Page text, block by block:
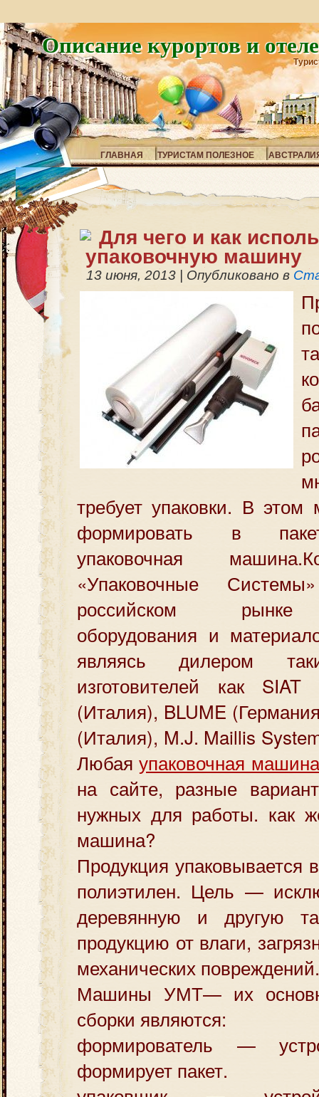
Описание курортов и
ГЛАВНАЯ ТУРИСТАМ ПОЛЕЗНОЕ
Для чего и как
упаковочную машину
13 июня, 2013 Опубликовано в
требует упаковки. В этом
формировать в
упаковочная машина.
«Упаковочные
российском рынке
оборудования и
являясь дилером
изготовителей как
(Италия), BLUME
(Италия), M.J. Maillis
Любаяупаковочная
на сайте, разные
нужных для работы. как
машина?
Продукция упаковывается
полиэтилен. Цель —
деревянную и другую
продукцию от влаги,
механических повреждений.
Машины УМТ— их
сборки являются:
формирователь —
формирует пакет.